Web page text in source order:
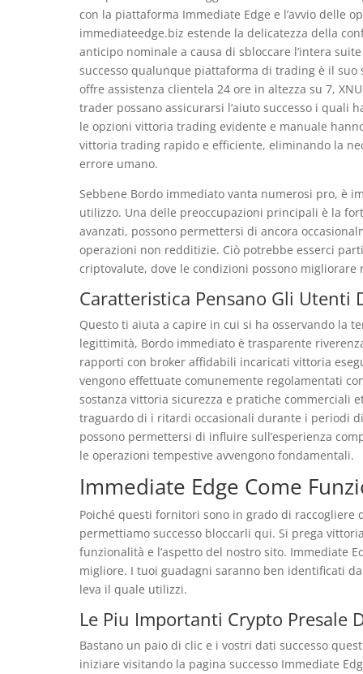
con la piattaforma Immediate Edge e l’avvio delle
immediateedge.biz estende la delicatezza della
anticipo nominale a causa di sbloccare l’intera
successo qualunque piattaforma di trading è il
offre assistenza clientela 24 ore in altezza su 7,
trader possano assicurarsi l’aiuto successo i quali
le opzioni vittoria trading evidente e manuale
vittoria trading rapido e efficiente, eliminando la
errore umano.
Sebbene Bordo immediato vanta numerosi pro, è
utilizzo. Una delle preoccupazioni principali è la
avanzati, possono permettersi di ancora
operazioni non redditizie. Ciò potrebbe esserci
criptovalute, dove le condizioni possono migliorare
Caratteristica Pensano Gli Utenti
Questo ti aiuta a capire in cui si ha osservando la
legittimità, Bordo immediato è trasparente
rapporti con broker affidabili incaricati vittoria
vengono effettuate comunemente regolamentati
sostanza vittoria sicurezza e pratiche commerciali
traguardo di i ritardi occasionali durante i periodi
possono permettersi di influire sull’esperienza
le operazioni tempestive avvengono fondamentali.
Immediate Edge Come
Poiché questi fornitori sono in grado di
permettiamo successo bloccarli qui. Si prega
funzionalità e l’aspetto del nostro sito. Immediate
migliore. I tuoi guadagni saranno ben identificati
leva il quale utilizzi.
Le Piu Importanti Crypto Presale
Bastano un paio di clic e i vostri dati successo
iniziare visitando la pagina successo Immediate